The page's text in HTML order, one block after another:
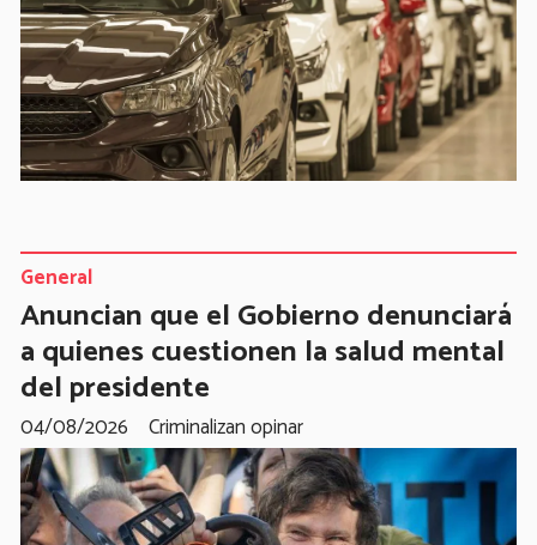
Anuncian que el Gobierno denunciará
a quienes cuestionen la salud mental
del presidente
Criminalizan opinar
General
04/08/2026